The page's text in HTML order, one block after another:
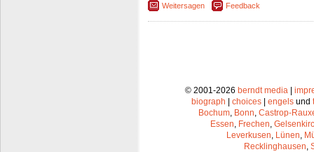
Weitersagen Feedback
© 2001-2026 berndt media |
biograph | choices | engels und
Bochum Bonn Castrop-
Essen Frechen
Leverkusen Lünen
Recklinghausen